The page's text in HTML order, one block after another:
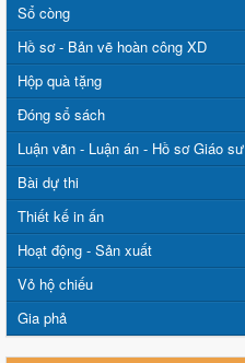
Sổ còng
Hồ sơ - Bản vẽ hoàn công XD
Hộp quà tặng
Đóng sổ sách
Luận văn - Luận án - Hồ sơ Giáo sư
Bài dự thi
Thiết kế in ấn
Hoạt động - Sản xuất
Vỏ hộ chiếu
Gia phả